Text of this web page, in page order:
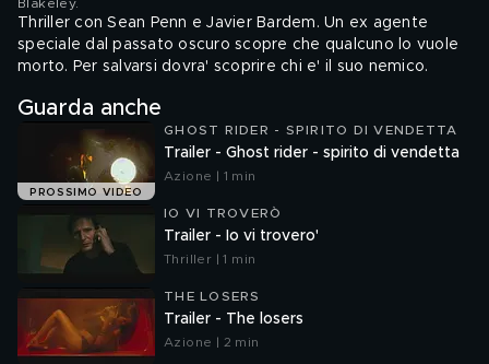
Blakeley.
Thriller con Sean Penn e Javier Bardem. Un ex agente
speciale dal passato oscuro scopre che qualcuno lo vuole
morto. Per salvarsi dovra' scoprire chi e' il suo nemico.
Guarda anche
PROSSIMO VIDEO
GHOST RIDER - SPIRITO DI VENDETTA
Trailer - Ghost rider - spirito di vendetta
Azione | 1 min
IO VI TROVERÒ
Trailer - Io vi trovero'
Thriller | 1 min
THE LOSERS
Trailer - The losers
Azione | 2 min